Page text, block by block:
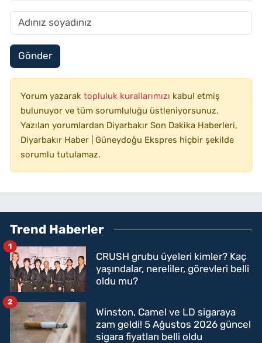
Gönder
Yorum yazarak topluluk kurallarımızı kabul etmiş
bulunuyor ve tüm sorumluluğu üstleniyorsunuz.
Yazılan yorumlardan Diyarbakır Son Dakika Haberleri,
Diyarbakır Haber | Güneydoğu Ekspres hiçbir şekilde
sorumlu tutulamaz.
Trend Haberler
CRUSH grubu üyeleri kimler? Kaç
yaşındalar, nereliler, görevleri belli
oldu mu?
1
Winston, Camel ve LD sigaraya
zam geldi! 5 Ağustos 2026 güncel
sigara fiyatları belli oldu
2